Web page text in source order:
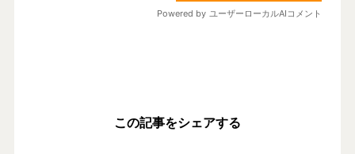
この記事をシェアする